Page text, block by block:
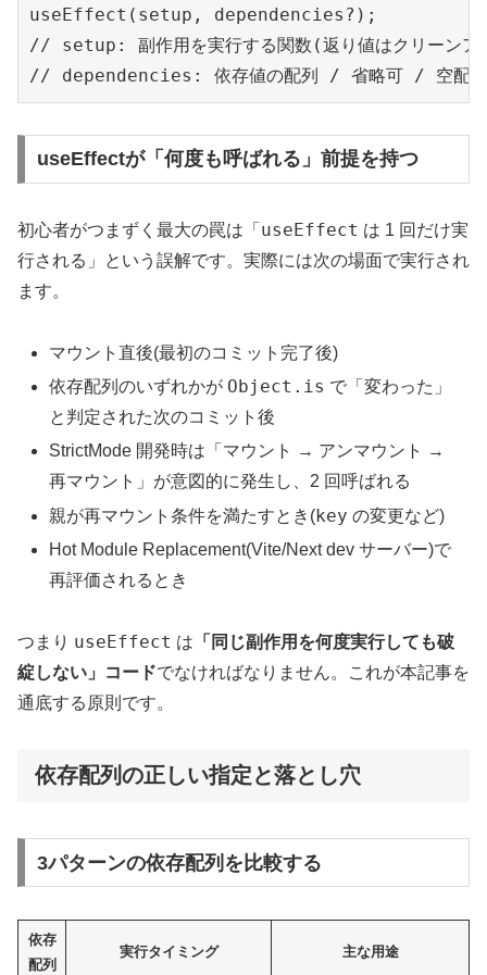
useEffect(setup, dependencies?);
// setup: 副作用を実行する関数(返り値はクリーンア
// dependencies: 依存値の配列 / 省略可 / 空配
useEffectが「何度も呼ばれる」前提を持つ
初心者がつまずく最大の罠は「 useEffect は 1 回だけ実
行される」という誤解です。実際には次の場面で実行され
ます。
マウント直後(最初のコミット完了後)
依存配列のいずれかが Object.is で「変わった」
と判定された次のコミット後
StrictMode 開発時は「マウント → アンマウント →
再マウント」が意図的に発生し、2 回呼ばれる
親が再マウント条件を満たすとき(key の変更など)
Hot Module Replacement(Vite/Next dev サーバー)で
再評価されるとき
つまり useEffect は 「同じ副作用を何度実行しても破
綻しない」コードでなければなりません。これが本記事を
通底する原則です。
依存配列の正しい指定と落とし穴
3パターンの依存配列を比較する
依存
配列
実行タイミング 主な用途